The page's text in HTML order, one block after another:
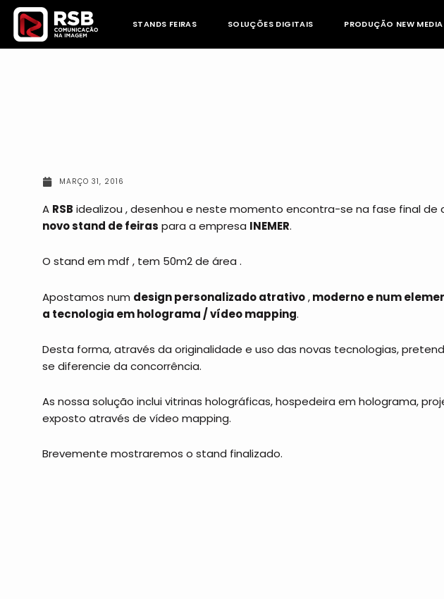
Skip
content
STANDS FEIRAS SOLUÇÕES DIGITAIS PRODUÇÃO NEW MEDIA
MARÇO 31, 2016
A RSB idealizou , desenhou e neste momento encontra-se na fase final de
novo stand de feiras para a empresa INEMER.
O stand em mdf , tem 50m2 de área .
Apostamos num design personalizado atrativo,moderno e num
a tecnologia em holograma / vídeo mapping.
Desta forma, através da originalidade e uso das novas tecnologias,
se diferencie da concorrência.
As nossa solução inclui vitrinas holográficas, hospedeira em holograma,
exposto através de vídeo mapping.
Brevemente mostraremos o stand finalizado.